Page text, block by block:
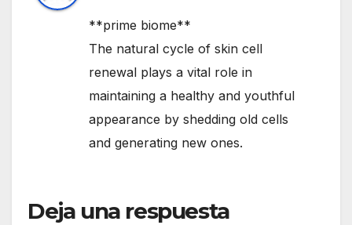
**prime biome**
The natural cycle of skin cell
renewal plays a vital role in
maintaining a healthy and youthful
appearance by shedding old cells
and generating new ones.
Deja una respuesta